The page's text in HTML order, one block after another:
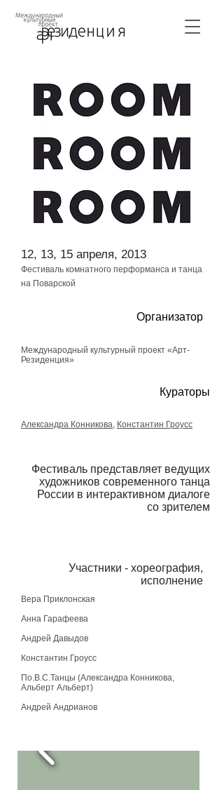
12, 13, 15 апреля, 2013
Фестиваль комнатного перформанса и танца
на Поварской
Организатор
Международный культурный проект «Арт-
Резиденция»
Кураторы
Александра Конникова, Константин Гроусс
Фестиваль представляет ведущих
художников современного танца
России в интерактивном диалоге
со зрителем
room room room
room room room
Участники - хореография,
исполнение
Вера Приклонская
Анна Гарафеева
Андрей Давыдов
Константин Гроусс
По.В.С.Танцы (Александра Конникова,
Альберт Альберт)
Андрей Андрианов